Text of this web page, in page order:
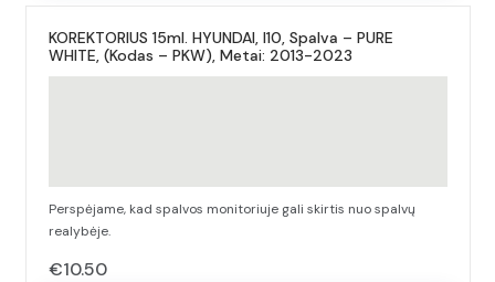
KOREKTORIUS 15ml. HYUNDAI, I10, Spalva – PURE
WHITE, (Kodas – PKW), Metai: 2013-2023
Perspėjame, kad spalvos monitoriuje gali skirtis nuo spalvų
realybėje.
€10.50